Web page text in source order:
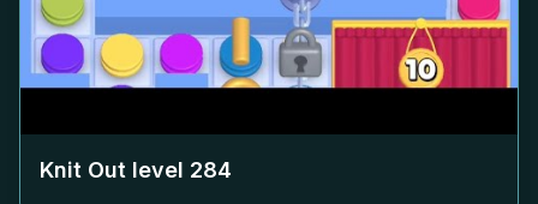
Knit Out level 284